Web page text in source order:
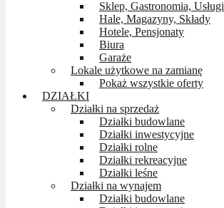
Sklep, Gastronomia, Usługi
Hale, Magazyny, Składy
Hotele, Pensjonaty
Biura
Garaże
Lokale użytkowe na zamianę
Pokaż wszystkie oferty
DZIAŁKI
Działki na sprzedaż
Działki budowlane
Działki inwestycyjne
Działki rolne
Działki rekreacyjne
Działki leśne
Działki na wynajem
Działki budowlane